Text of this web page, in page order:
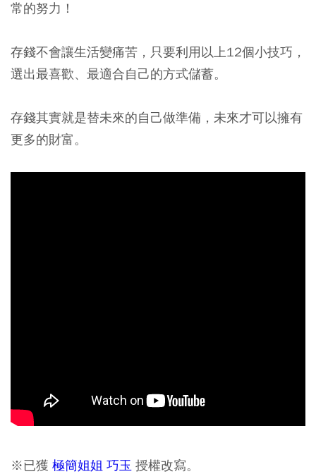
常的努力！
存錢不會讓生活變痛苦，只要利用以上12個小技巧，
選出最喜歡、最適合自己的方式儲蓄。
存錢其實就是替未來的自己做準備，未來才可以擁有
更多的財富。
※已獲 極簡姐姐 巧玉 授權改寫。